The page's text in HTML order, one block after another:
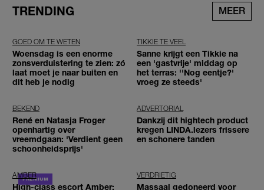
TRENDING MEER
GOED OM TE WETEN
Woensdag is een enorme
zonsverduistering te zien: zó
laat moet je naar buiten en
dit heb je nodig
TIKKIE TE VEEL
Sanne krijgt een Tikkie na
een 'gastvrije' middag op
het terras: ''Nog eentje?'
vroeg ze steeds'
BEKEND
René en Natasja Froger
openhartig over
vreemdgaan: 'Verdient geen
schoonheidsprijs'
ADVERTORIAL
Dankzij dit hightech product
kregen LINDA.lezers frissere
en schonere tanden
AMBER
High-class escort Amber:
VERDRIETIG
Massaal gedoneerd voor